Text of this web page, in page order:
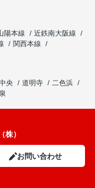
陽本線
近鉄南大阪線
関西本線
央 道明寺
二色浜
株）
お問い合わせ